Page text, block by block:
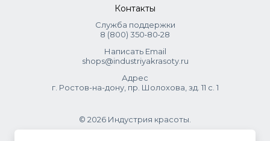
Контакты
Служба поддержки
8 (800) 350‑80‑28
Написать Email
shops@industriyakrasoty.ru
Адрес
г. Ростов-на-дону, пр. Шолохова, зд. 11 с. 1
© 2026 Индустрия красоты.
.